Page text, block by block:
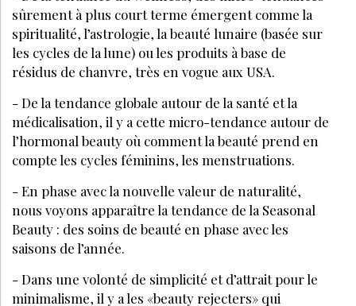
GESTION TOUS LES PODCAST
Comment organiser des animations
efficaces pour augmenter le CA de votre
institut ?